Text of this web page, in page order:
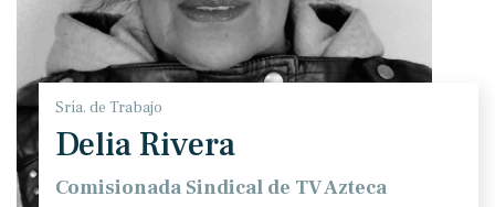
Sría. de Trabajo
Delia Rivera
Comisionada Sindical de TV Azteca